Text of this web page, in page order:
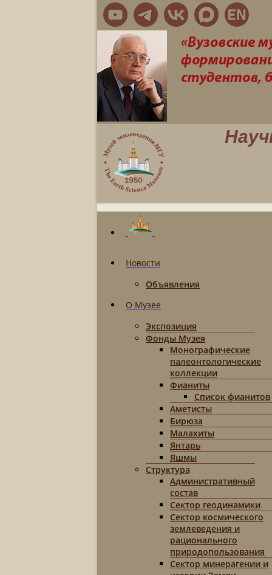
Новости
Объявления
О Музее
Экспозиция
Фонды Музея
Монографические
палеонтологические
коллекции
Фианиты
Список фианитов
Аметисты
Бирюза
Малахиты
Янтарь
Яшмы
Структура
Административный
состав
Сектор геодинамики
Сектор космического
землеведения и
рационального
природопользования
Сектор минерагении и